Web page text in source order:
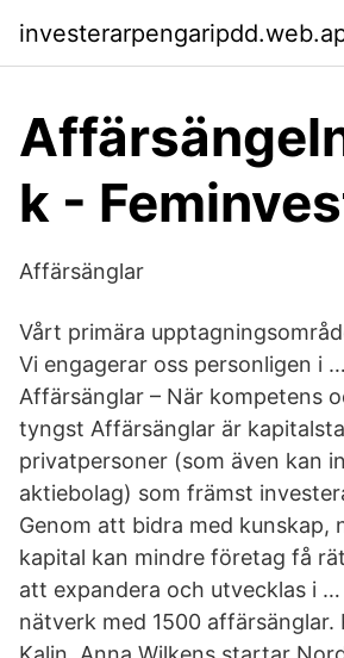
k -
Affärsänglar
Vårt primära
Vi engagerar oss personligen i
Affärsänglar – När kompetens
tyngst Affärsänglar är
privatpersoner (som även kan
aktiebolag) som främst
Genom att bidra med kunskap,
kapital kan mindre företag få
att expandera och utvecklas i
nätverk med 1500 affärsänglar.